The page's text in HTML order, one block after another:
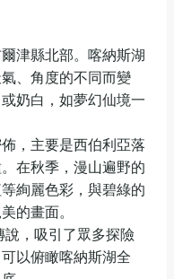
津縣北部。喀納斯湖
、角度的不同而變
奶白，如夢幻仙境一
，主要是西伯利亞落
在秋季，漫山遍野的
絢麗色彩，與碧綠的
的畫面。
說，吸引了眾多探險
以俯瞰喀納斯湖全